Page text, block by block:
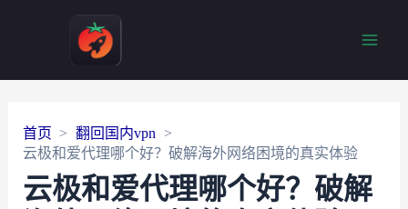
首页
翻回国内vpn
云极和爱代理哪个好？破解海外网络困境的真实体验
云极和爱代理哪个好？破解